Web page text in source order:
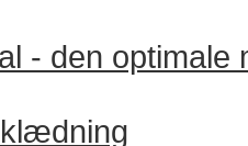
- den optimale